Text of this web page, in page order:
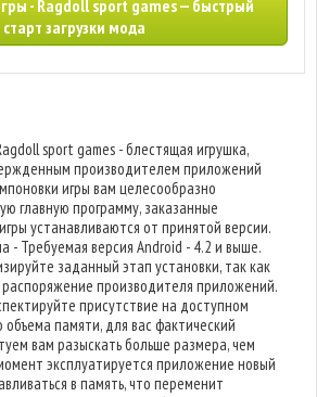
- Ragdoll sport games — быстрый
старт загрузки мода
sport games - блестящая игрушка,
производителем приложений
игры вам целесообразно
главную программу, заказанные
устанавливаются от принятой версии.
- Требуемая версия Android - 4.2 и выше.
заданный этап установки, так как
производителя приложений.
присутствие на доступном
памяти, для вас фактический
вам разыскать больше размера, чем
эксплуатируется приложение новый
в память, что переменит